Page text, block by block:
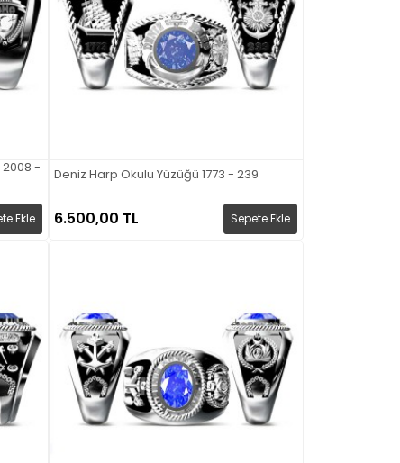
2008 -
Ekle
Deniz Harp Okulu Yüzüğü 1773 - 239
6.500,00 TL Sepete Ekle